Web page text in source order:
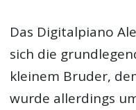
Das Digitalpiano
sich die
kleinem Bruder,
wurde allerdings